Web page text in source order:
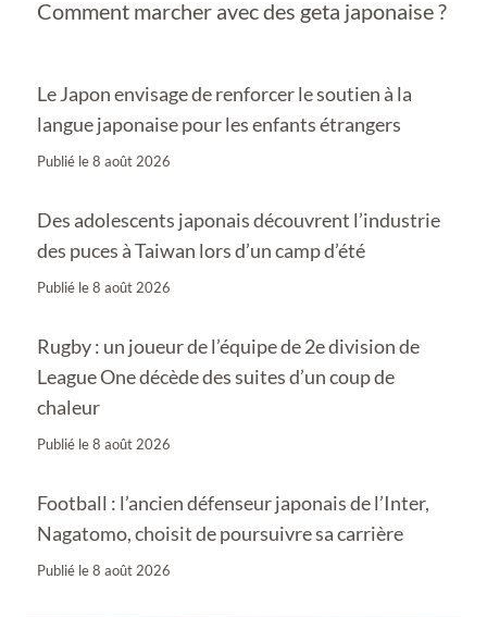
Comment marcher avec des geta japonaise ?
Le Japon envisage de renforcer le soutien à la
langue japonaise pour les enfants étrangers
Publié le8 août 2026
Des adolescents japonais découvrent l’industrie
des puces à Taiwan lors d’un camp d’été
Publié le8 août 2026
Rugby : un joueur de l’équipe de 2e division de
League One décède des suites d’un coup de
chaleur
Publié le8 août 2026
Football : l’ancien défenseur japonais de l’Inter,
Nagatomo, choisit de poursuivre sa carrière
Publié le8 août 2026